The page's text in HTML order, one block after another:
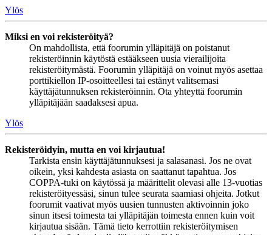
Ylös
Miksi en voi rekisteröityä?
On mahdollista, että foorumin ylläpitäjä on poistanut
rekisteröinnin käytöstä estääkseen uusia vierailijoita
rekisteröitymästä. Foorumin ylläpitäjä on voinut myös asettaa
porttikiellon IP-osoitteellesi tai estänyt valitsemasi
käyttäjätunnuksen rekisteröinnin. Ota yhteyttä foorumin
ylläpitäjään saadaksesi apua.
Ylös
Rekisteröidyin, mutta en voi kirjautua!
Tarkista ensin käyttäjätunnuksesi ja salasanasi. Jos ne ovat
oikein, yksi kahdesta asiasta on saattanut tapahtua. Jos
COPPA-tuki on käytössä ja määrittelit olevasi alle 13-vuotias
rekisteröityessäsi, sinun tulee seurata saamiasi ohjeita. Jotkut
foorumit vaativat myös uusien tunnusten aktivoinnin joko
sinun itsesi toimesta tai ylläpitäjän toimesta ennen kuin voit
kirjautua sisään. Tämä tieto kerrottiin rekisteröitymisen